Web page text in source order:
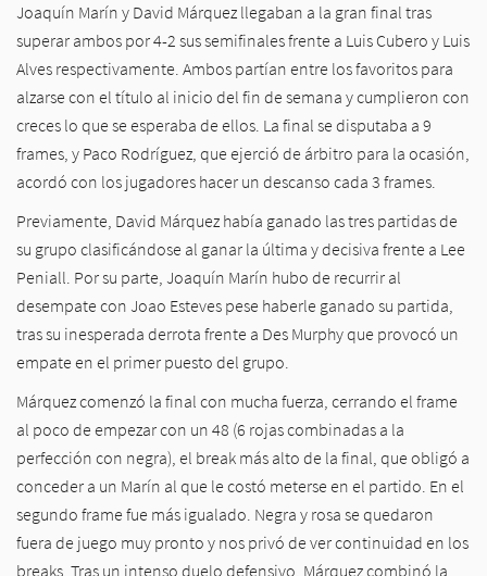
Joaquín Marín y David Márquez llegaban a la gran final tras
superar ambos por 4-2 sus semifinales frente a Luis Cubero y Luis
Alves respectivamente. Ambos partían entre los favoritos para
alzarse con el título al inicio del fin de semana y cumplieron con
creces lo que se esperaba de ellos. La final se disputaba a 9
frames, y Paco Rodríguez, que ejerció de árbitro para la ocasión,
acordó con los jugadores hacer un descanso cada 3 frames.
Previamente, David Márquez había ganado las tres partidas de
su grupo clasificándose al ganar la última y decisiva frente a Lee
Peniall. Por su parte, Joaquín Marín hubo de recurrir al
desempate con Joao Esteves pese haberle ganado su partida,
tras su inesperada derrota frente a Des Murphy que provocó un
empate en el primer puesto del grupo.
Márquez comenzó la final con mucha fuerza, cerrando el frame
al poco de empezar con un 48 (6 rojas combinadas a la
perfección con negra), el break más alto de la final, que obligó a
conceder a un Marín al que le costó meterse en el partido. En el
segundo frame fue más igualado. Negra y rosa se quedaron
fuera de juego muy pronto y nos privó de ver continuidad en los
breaks. Tras un intenso duelo defensivo, Márquez combinó la